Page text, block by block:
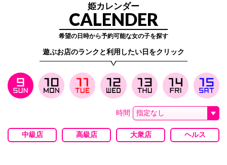
姫カレンダー
CALENDER
希望の日時から予約可能な女の子を探す
遊ぶお店のランクと利用したい日をクリック
時間
中級店 高級店 大衆店 ヘルス